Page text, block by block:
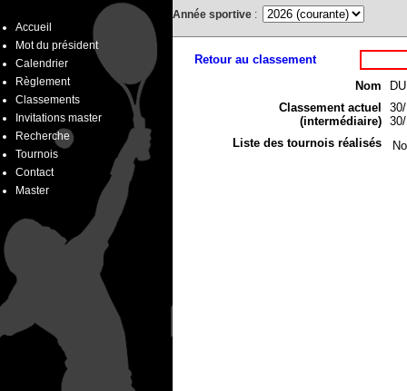
Accueil
Mot du président
Calendrier
Règlement
Classements
Invitations master
Recherche
Tournois
Contact
Master
Année sportive :
Retour au classement
Nom
Classement actuel
(intermédiaire)
Liste des tournois réalisés